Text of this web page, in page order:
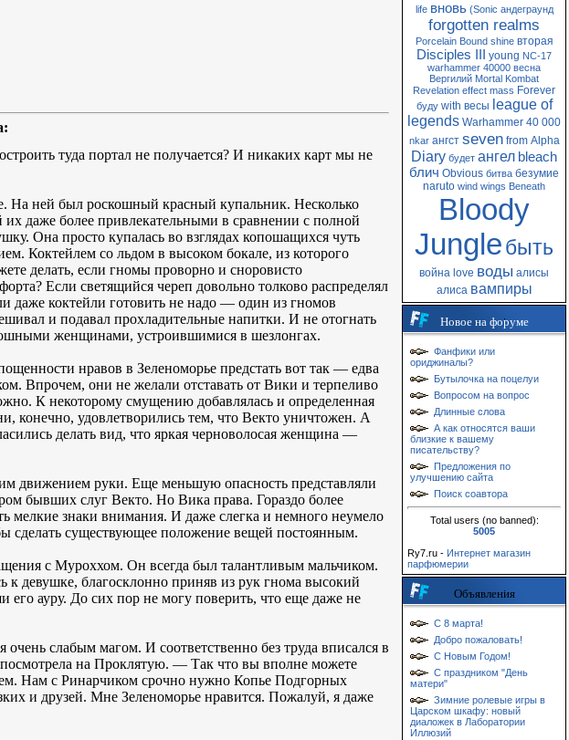
туда портал не получается? И никаких карт мы не
На ней был роскошный красный купальник. Несколько
даже более привлекательными в сравнении с полной
Она просто купалась во взглядах копошащихся чуть
Коктейлем со льдом в высоком бокале, из которого
делать, если гномы проворно и сноровисто
Если светящийся череп довольно толково распределял
даже коктейли готовить не надо — один из гномов
и подавал прохладительные напитки. И не отогнать
женщинами, устроившимися в шезлонгах.
нравов в Зеленоморье предстать вот так — едва
Впрочем, они не желали отставать от Вики и терпеливо
К некоторому смущению добавлялась и определенная
удовлетворились тем, что Векто уничтожен. А
делать вид, что яркая черноволосая женщина —
движением руки. Еще меньшую опасность представляли
бывших слуг Векто. Но Вика права. Гораздо более
мелкие знаки внимания. И даже слегка и немного неумело
сделать существующее положение вещей постоянным.
с Муроххом. Он всегда был талантливым мальчиком.
девушке, благосклонно приняв из рук гнома высокий
ауру. До сих пор не могу поверить, что еще даже не
слабым магом. И соответственно без труда вписался в
на Проклятую. — Так что вы вполне можете
Нам с Ринарчиком срочно нужно Копье Подгорных
и друзей. Мне Зеленоморье нравится. Пожалуй, я даже
life вновь (Sonic андеграунд
forgotten realms
Porcelain Bound shine вторая
Disciples III young NC-17
warhammer 40000 весна
Вергилий Mortal Kombat
Revelation effect mass Forever
буду with весы league of
legends Warhammer 40 000
nkar ангст seven from Alpha
Diary будет ангел bleach
блич Obvious битва безумие
naruto wind wings Beneath
Bloody
Jungleбыть
война love воды алисы
алиса вампиры
Новое на форуме
Фанфики или
ориджиналы?
Бутылочка на поцелуи
Вопросом на вопрос
Длинные слова
А как относятся ваши
близкие к вашему
писательству?
Предложения по
улучшению сайта
Поиск соавтора
Total users (no banned):
5005
Ry7.ru - Интернет магазин
парфюмерии
Объявления
С 8 марта!
Добро пожаловать!
С Новым Годом!
С праздником "День
матери"
Зимние ролевые игры в
Царском шкафу: новый
диаложек в Лаборатории
Иллюзий